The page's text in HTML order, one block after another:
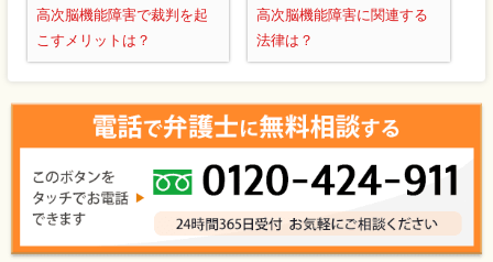
高次脳機能障害で裁判を起
こすメリットは？
高次脳機能障害に関連する
法律は？